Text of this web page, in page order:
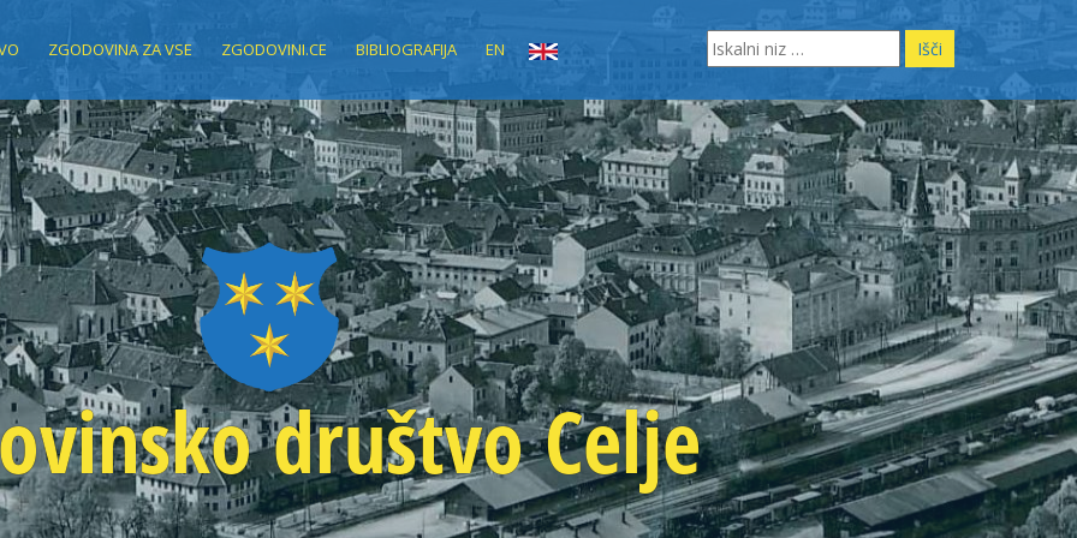
Search
for:
ZGODOVINA ZA VSE ZGODOVINI.CE BIBLIOGRAFIJA EN
društvo Celje